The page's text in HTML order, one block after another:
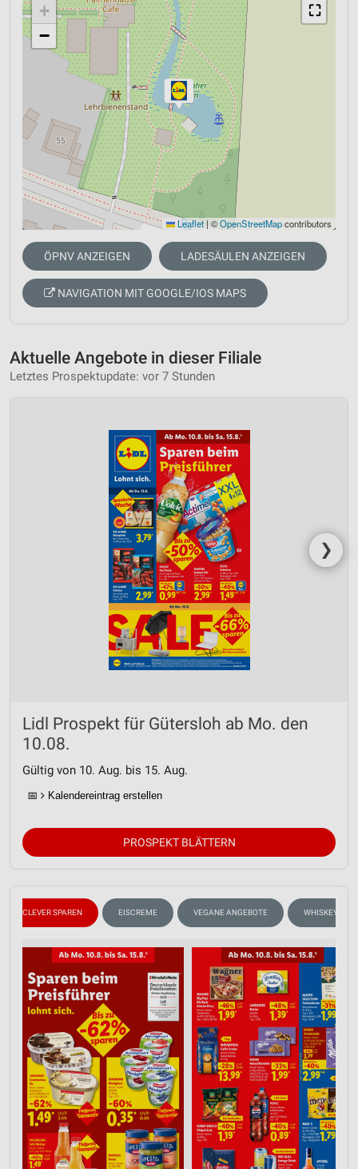
⛶
+
−
Leaflet | ©OpenStreetMapcontributors
ÖPNV ANZEIGEN LADESÄULEN ANZEIGEN
NAVIGATION MIT GOOGLE/IOS MAPS
Aktuelle Angebote in dieser Filiale
Letztes Prospektupdate: vor 7 Stunden
❯
Lidl Prospekt für Gütersloh ab Mo. den
10.08.
Gültig von 10. Aug. bis 15. Aug.
📅 Kalendereintrag erstellen
PROSPEKT BLÄTTERN
CLEVER SPAREN EISCREME VEGANE ANGEBOTE WHISKEY &